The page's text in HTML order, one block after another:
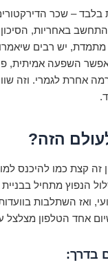
בלבד – שכר
באחריות,
מתמדת, יש רבים
השפעה אמיתית,
אחרת לגמרי. וזה
הזה?
זה קצת כמו להיכנס
הנפוץ מתחיל בבניית
ואז השתלבות
אחד הטלפון מצלצל
בדרך: